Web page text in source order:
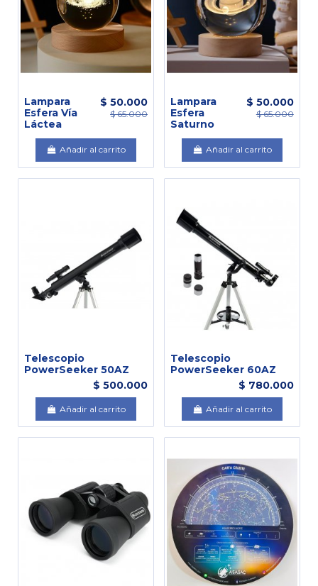
Lampara
Esfera Vía
Láctea
$ 50.000
$ 65.000
Añadir al carrito
Lampara
Esfera
Saturno
$ 50.000
$ 65.000
Añadir al carrito
Telescopio
PowerSeeker 50AZ
$ 500.000
Añadir al carrito
Telescopio
PowerSeeker 60AZ
$ 780.000
Añadir al carrito